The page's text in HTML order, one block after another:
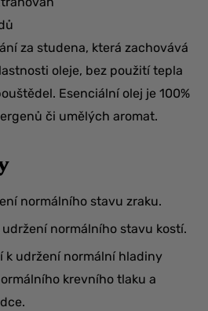
za studena, která zachovává
oleje, bez použití tepla
Esenciální olej je 100%
či umělých aromat.
normálního stavu zraku.
normálního stavu kostí.
k udržení normální hladiny
krevního tlaku a